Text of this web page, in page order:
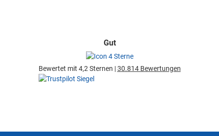
Gut
Bewertet mit 4,2 Sternen |30.814 Bewertungen